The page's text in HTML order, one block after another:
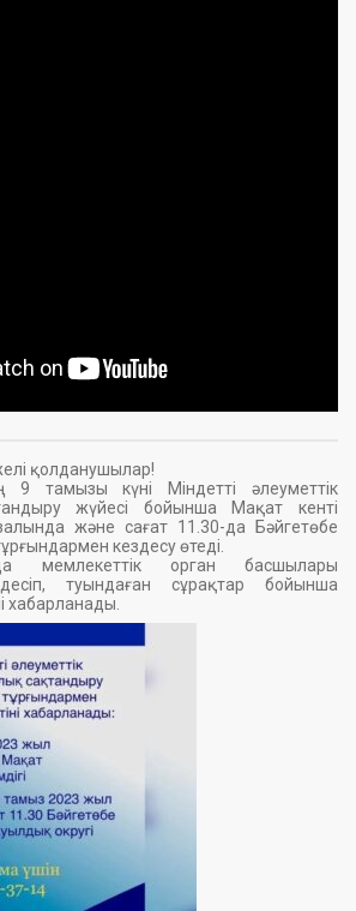
қолданушылар!
9 тамызы күні Міндетті әлеуметтік
жүйесі бойынша Мақат кенті
залында және сағат 11.30-да Бәйгетөбе
кездесу өтеді.
мемлекеттік орган басшылары
туындаған сұрақтар бойынша
хабарланады.